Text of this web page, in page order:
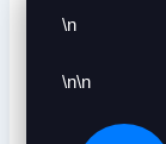
\n
\n\n